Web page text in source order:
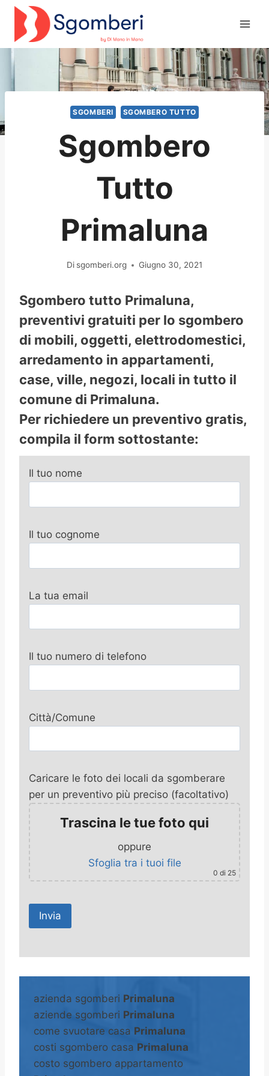
Salta
contenuto
SGOMBERI SGOMBERO TUTTO
Sgombero
Tutto
Primaluna
Di sgomberi.org Giugno 30, 2021
Sgombero tutto Primaluna,
preventivi gratuiti per lo sgombero
di mobili, oggetti, elettrodomestici,
arredamento in appartamenti,
case, ville, negozi, locali in tutto il
comune di Primaluna.
Per richiedere un preventivo gratis,
compila il form sottostante:
Il tuo nome
Il tuo cognome
La tua email
Il tuo numero di telefono
Città/Comune
Caricare le foto dei locali da sgomberare
per un preventivo più preciso (facoltativo)
Trascina le tue foto qui
oppure
Sfoglia tra i tuoi file
0 di 25
A
e
n
a
azienda sgomberi Primaluna
aziende sgomberi Primaluna
come svuotare casa Primaluna
costi sgombero casa Primaluna
costo sgombero appartamento